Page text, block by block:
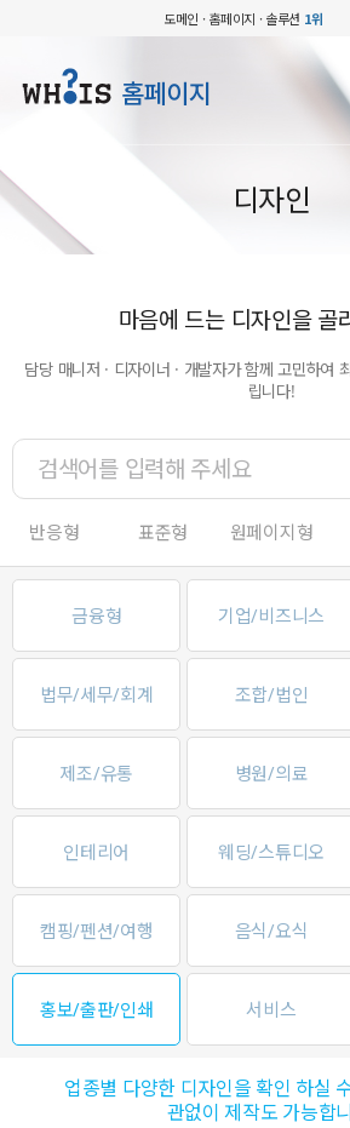
도메인 · 홈페이지 · 솔루션 1위
홈페이지
디자인
마음에 드는 디자인을 골
담당 매니저 · 디자이너 · 개발자가 함께 고민하여
립니다!
반응형 표준형 원페이지형
금융형 기업/비즈니스
법무/세무/회계 조합/법인
제조/유통 병원/의료
인테리어 웨딩/스튜디오
캠핑/펜션/여행 음식/요식
홍보/출판/인쇄 서비스
업종별 다양한 디자인을 확인 하실
관없이 제작도 가능합